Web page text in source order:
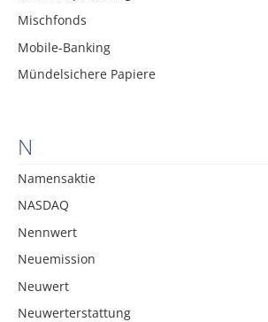
Mischfonds
Mobile-Banking
Mündelsichere Papiere
N
Namensaktie
NASDAQ
Nennwert
Neuemission
Neuwert
Neuwerterstattung